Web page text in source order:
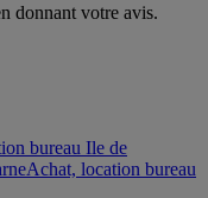
donnant votre avis.
bureau Ile de
Achat, location bureau